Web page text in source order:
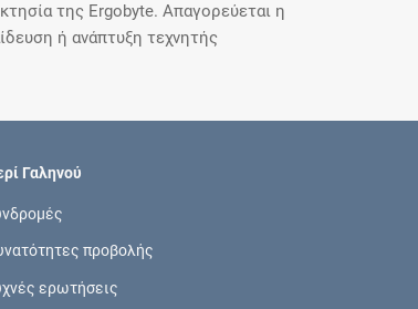
της Ergobyte. Απαγορεύεται η
ή ανάπτυξη τεχνητής
Γαληνού
προβολής
ερωτήσεις